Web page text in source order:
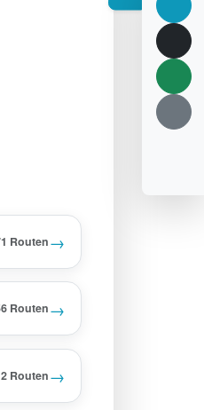
Routen→
Routen→
2 Routen→